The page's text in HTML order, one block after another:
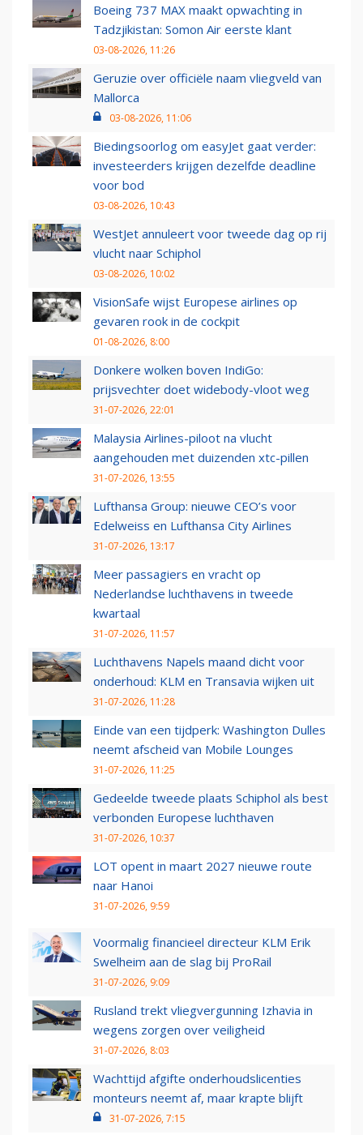
Boeing 737 MAX maakt opwachting in
Tadzjikistan: Somon Air eerste klant
03-08-2026, 11:26
Geruzie over officiële naam vliegveld van
Mallorca
03-08-2026, 11:06
Biedingsoorlog om easyJet gaat verder:
investeerders krijgen dezelfde deadline
voor bod
03-08-2026, 10:43
WestJet annuleert voor tweede dag op rij
vlucht naar Schiphol
03-08-2026, 10:02
VisionSafe wijst Europese airlines op
gevaren rook in de cockpit
01-08-2026, 8:00
Donkere wolken boven IndiGo:
prijsvechter doet widebody-vloot weg
31-07-2026, 22:01
Malaysia Airlines-piloot na vlucht
aangehouden met duizenden xtc-pillen
31-07-2026, 13:55
Lufthansa Group: nieuwe CEO’s voor
Edelweiss en Lufthansa City Airlines
31-07-2026, 13:17
Meer passagiers en vracht op
Nederlandse luchthavens in tweede
kwartaal
31-07-2026, 11:57
Luchthavens Napels maand dicht voor
onderhoud: KLM en Transavia wijken uit
31-07-2026, 11:28
Einde van een tijdperk: Washington Dulles
neemt afscheid van Mobile Lounges
31-07-2026, 11:25
Gedeelde tweede plaats Schiphol als best
verbonden Europese luchthaven
31-07-2026, 10:37
LOT opent in maart 2027 nieuwe route
naar Hanoi
31-07-2026, 9:59
Voormalig financieel directeur KLM Erik
Swelheim aan de slag bij ProRail
31-07-2026, 9:09
Rusland trekt vliegvergunning Izhavia in
wegens zorgen over veiligheid
31-07-2026, 8:03
Wachttijd afgifte onderhoudslicenties
monteurs neemt af, maar krapte blijft
31-07-2026, 7:15